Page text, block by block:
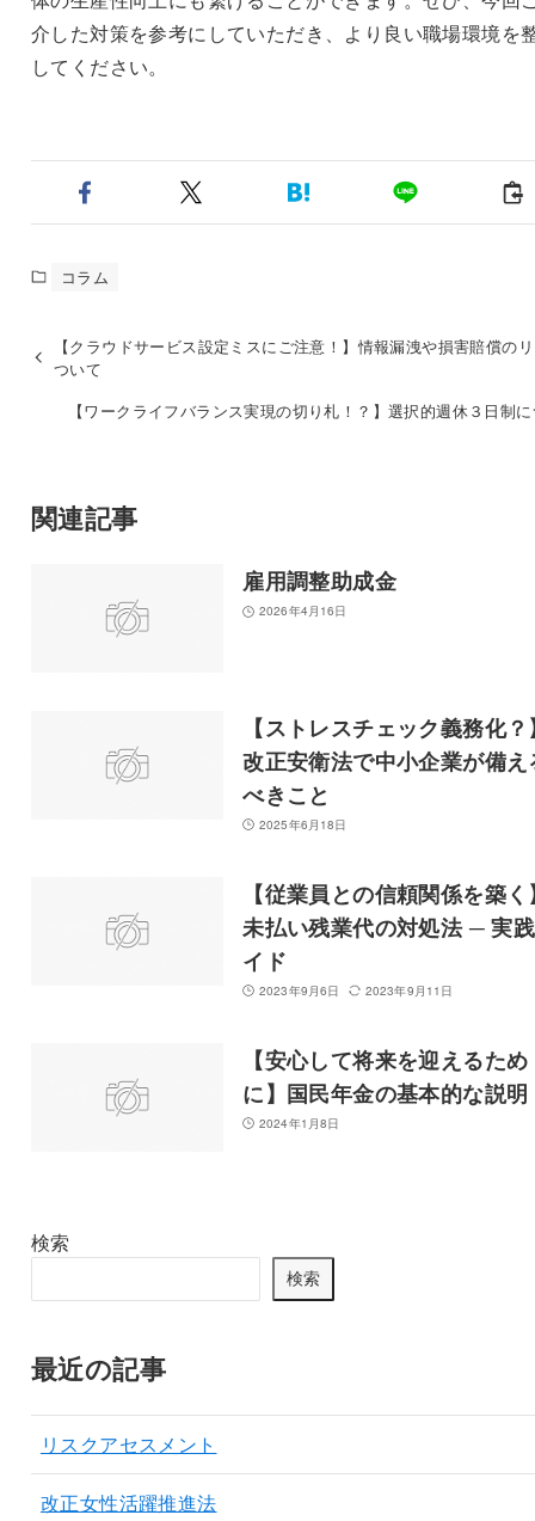
介した対策を参考にしていただき、より良い職場環境を
してください。
コラム
【クラウドサービス設定ミスにご注意！】情報漏洩や損害賠償の
ついて
【ワークライフバランス実現の切り札！？】選択的週休３日制
関連記事
雇用調整助成金
2026年4月16日
【ストレスチェック義務化？
改正安衛法で中小企業が備え
べきこと
2025年6月18日
【従業員との信頼関係を築く
未払い残業代の対処法 ─ 実
イド
2023年9月6日 2023年9月11日
【安心して将来を迎えるため
に】国民年金の基本的な説明
2024年1月8日
検索
検索
最近の記事
リスクアセスメント
改正女性活躍推進法